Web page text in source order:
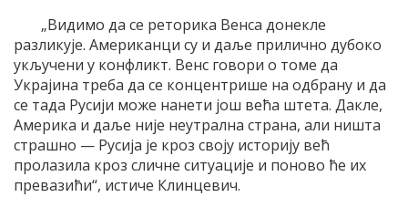
„Видимо да се реторика Венса донекле
разликује. Американци су и даље прилично дубоко
укључени у конфликт. Венс говори о томе да
Украјина треба да се концентрише на одбрану и да
се тада Русији може нанети још већа штета. Дакле,
Америка и даље није неутрална страна, али ништа
страшно — Русија је кроз своју историју већ
пролазила кроз сличне ситуације и поново ће их
превазићи“, истиче Клинцевич.